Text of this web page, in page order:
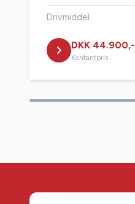
Drivmiddel
DKK 44.900,-
Kontantpris